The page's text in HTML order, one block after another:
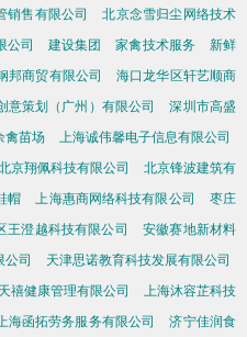
销售有限公司
北京念雪归尘网络技术
公司 建设集团 家禽技术服务
新鲜
邦商贸有限公司
海口龙华区轩艺顺商
意策划（广州）有限公司
深圳市高盛
禽苗场
上海诚伟馨电子信息有限公司
京翔佩科技有限公司
北京锋波建筑有
帽 上海惠商网络科技有限公司
枣庄
王澄越科技有限公司
安徽赛地新材料
司
天津思诺教育科技发展有限公司
禧健康管理有限公司
上海沐容芷科技
海函拓劳务服务有限公司 济宁佳润食